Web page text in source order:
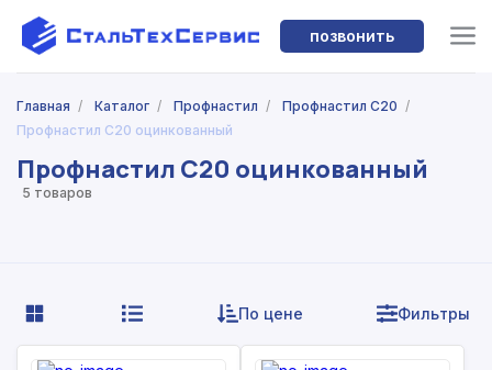
позвонить
Главная / Каталог / Профнастил / Профнастил С20 /
Профнастил С20 оцинкованный
Профнастил С20 оцинкованный
5 товаров
По цене Фильтры